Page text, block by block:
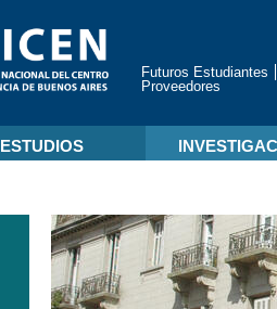
Futuros Estudiantes
Proveedores
ESTUDIOS